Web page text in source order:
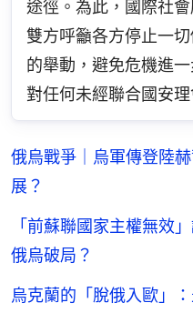
途徑。為此，國際社
雙方呼籲各方停止一
的舉動，避免危機進
對任何未經聯合國安理
俄烏戰爭｜烏軍傳登陸
展？
「前蘇聯國家主權無效
俄烏破局？
烏克蘭的「脫俄入歐」